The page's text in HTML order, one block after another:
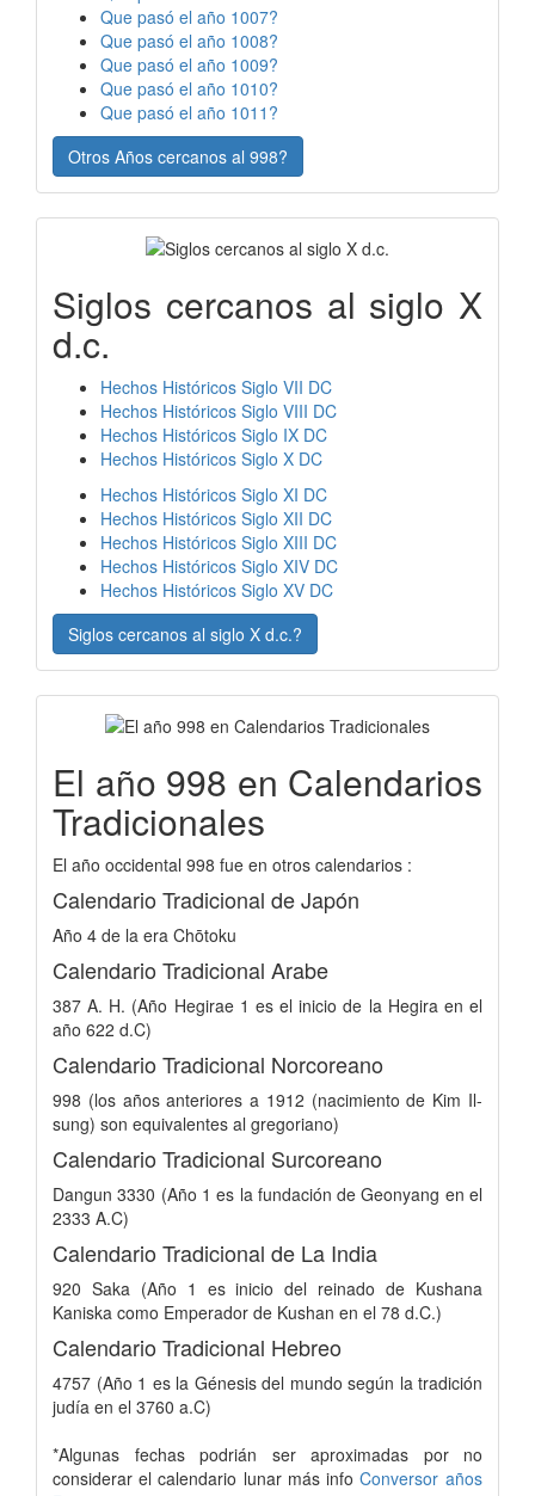
Que pasó el año 1007?
Que pasó el año 1008?
Que pasó el año 1009?
Que pasó el año 1010?
Que pasó el año 1011?
Otros Años cercanos al 998?
Siglos cercanos al siglo X
d.c.
Hechos Históricos Siglo VII DC
Hechos Históricos Siglo VIII DC
Hechos Históricos Siglo IX DC
Hechos Históricos Siglo X DC
Hechos Históricos Siglo XI DC
Hechos Históricos Siglo XII DC
Hechos Históricos Siglo XIII DC
Hechos Históricos Siglo XIV DC
Hechos Históricos Siglo XV DC
Siglos cercanos al siglo X d.c.?
El año 998 en Calendarios
Tradicionales
El año occidental 998 fue en otros calendarios :
Calendario Tradicional de Japón
Año 4 de la era Chōtoku
Calendario Tradicional Arabe
387 A. H. (Año Hegirae 1 es el inicio de la Hegira en el
año 622 d.C)
Calendario Tradicional Norcoreano
998 (los años anteriores a 1912 (nacimiento de Kim Il-
sung) son equivalentes al gregoriano)
Calendario Tradicional Surcoreano
Dangun 3330 (Año 1 es la fundación de Geonyang en el
2333 A.C)
Calendario Tradicional de La India
920 Saka (Año 1 es inicio del reinado de Kushana
Kaniska como Emperador de Kushan en el 78 d.C.)
Calendario Tradicional Hebreo
4757 (Año 1 es la Génesis del mundo según la tradición
judía en el 3760 a.C)
*Algunas fechas podrián ser aproximadas por no
considerar el calendario lunar más info Conversor años